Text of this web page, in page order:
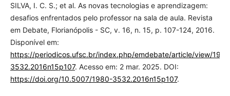
SILVA, I. C. S.; et al. As novas tecnologias e aprendizagem:
desafios enfrentados pelo professor na sala de aula. Revista
em Debate, Florianópolis - SC, v. 16, n. 15, p. 107-124, 2016.
Disponível em:
https://periodicos.ufsc.br/index.php/emdebate/article/view/
3532.2016n15p107. Acesso em: 2 mar. 2025. DOI:
https://doi.org/10.5007/1980-3532.2016n15p107.